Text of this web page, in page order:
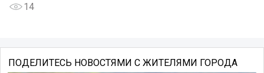
14
ПОДЕЛИТЕСЬ НОВОСТЯМИ С ЖИТЕЛЯМИ ГОРОДА